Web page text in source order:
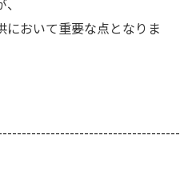
おいて重要な点となりま